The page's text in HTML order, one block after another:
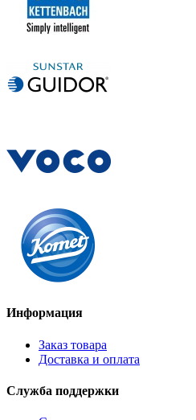
Информация
Заказ товара
Доставка и оплата
Служба поддержки